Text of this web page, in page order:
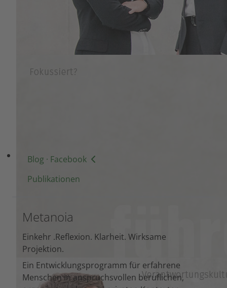
Workshopangebot:
Alexander Höhn · Tel +49 173 3658327
hoehn@fuehrenberaten.com
Esther Moser Höhn · Tel +41 79 406 43 23 ·
moser@fuehrenberaten.com
Blog · Facebook
Publikationen
Metanoia
Einkehr .Reflexion. Klarheit. Wirksame
Projektion.
Ein Entwicklungsprogramm für erfahrene
Menschen in anspruchsvollen beruflichen,